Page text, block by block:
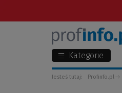
Kategorie
Jesteś tutaj: Profinfo.pl